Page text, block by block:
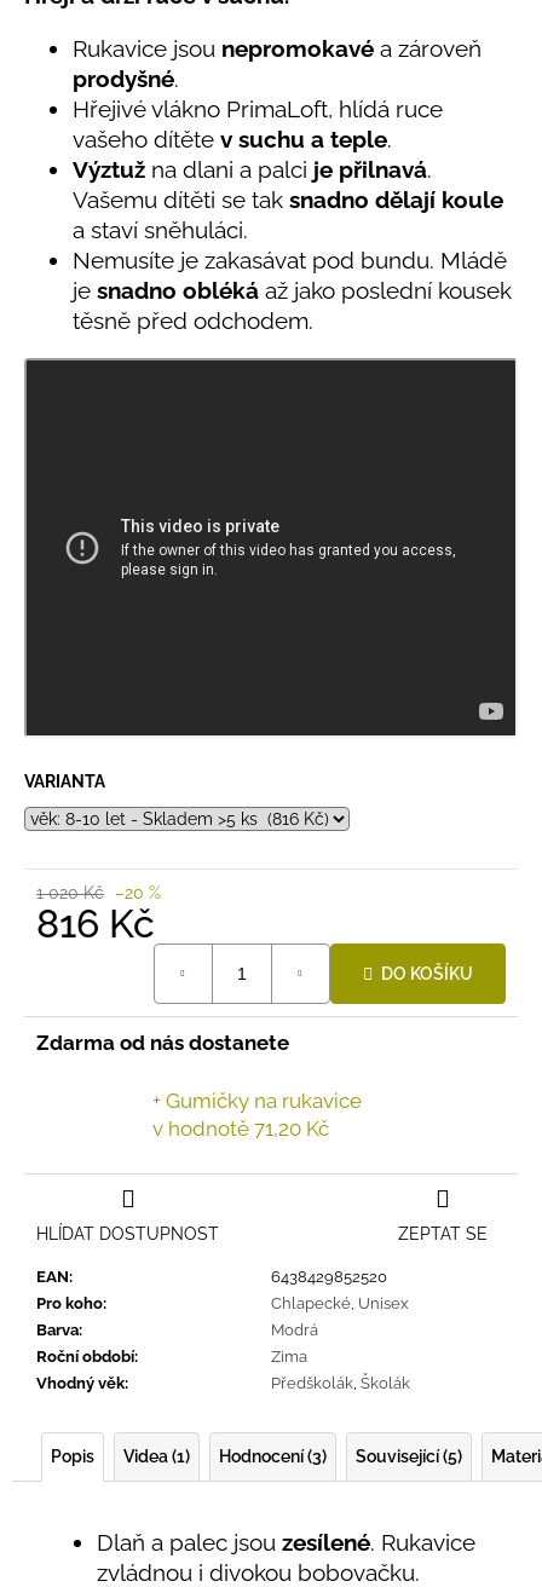
produktu
hvězdiček.
Rukavice jsou nepromokavé a zároveň
prodyšné.
Hřejivé vlákno PrimaLoft, hlídá ruce
vašeho dítěte v suchu a teple.
Výztuž na dlani a palci je přilnavá.
Vašemu dítěti se tak snadno dělají koule
a staví sněhuláci.
Nemusíte je zakasávat pod bundu. Mládě
je snadno obléká až jako poslední kousek
těsně před odchodem.
VARIANTA
1 020 Kč –20 %
816 Kč
DO KOŠÍKU
Zdarma od nás dostanete
+ Gumičky na rukavice
v hodnotě 71,20 Kč
EAN:
6438429852520
Pro koho: Chlapecké, Unisex
Barva:
Modrá
Roční období:
Zima
Vhodný věk: Předškolák, Školák
ZEPTAT SE
HLÍDAT DOSTUPNOST
Popis Videa (1) Hodnocení (3) Související (5)
Dlaň a palec jsou zesílené. Rukavice
zvládnou i divokou bobovačku.
LETNÍ
RYCHLESCHNOUCÍ
KALHOTY
ŽLUTÉ